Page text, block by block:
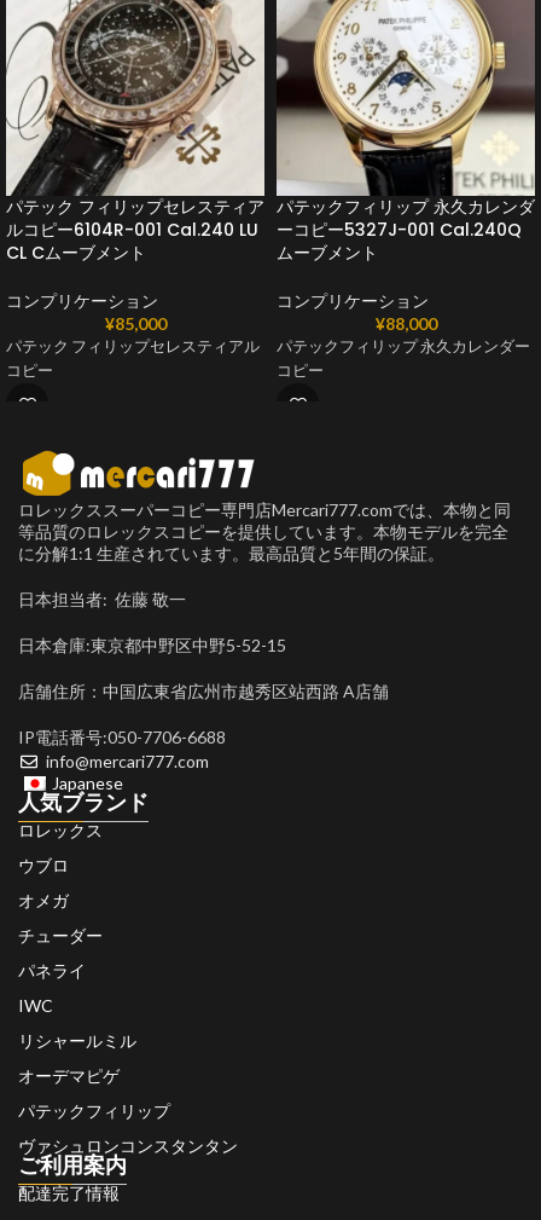
パテック フィリップセレスティア
ルコピー6104R-001 Cal.240 LU
CL Cムーブメント
コンプリケーション
¥85,000
パテック フィリップセレスティアル
コピー
パテックフィリップ 永久カレンダ
ーコピー5327J-001 Cal.240Q
ムーブメント
コンプリケーション
¥88,000
パテックフィリップ 永久カレンダー
コピー
ロレックススーパーコピー専門店Mercari777.comでは、本物と同
等品質のロレックスコピーを提供しています。本物モデルを完全
に分解1:1 生産されています。最高品質と5年間の保証。
日本担当者: 佐藤 敬一
日本倉庫:東京都中野区中野5-52-15
店舗住所：中国広東省広州市越秀区站西路 A店舗
IP電話番号:050-7706-6688
info@mercari777.com
Japanese
人気ブランド
ロレックス
ウブロ
オメガ
チューダー
パネライ
IWC
リシャールミル
オーデマピゲ
パテックフィリップ
ヴァシュロンコンスタンタン
ご利用案内
配達完了情報